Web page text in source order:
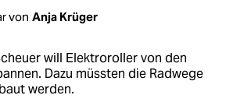
von Anja Krüger
will Elektroroller von den
Dazu müssten die Radwege
werden.